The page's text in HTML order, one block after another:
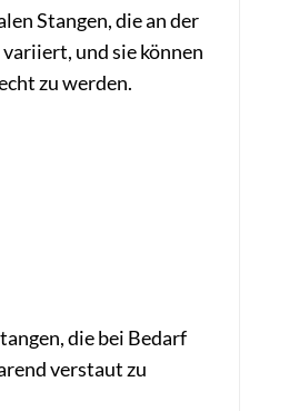
Stangen, die an der
und sie können
zu werden.
die bei Bedarf
verstaut zu